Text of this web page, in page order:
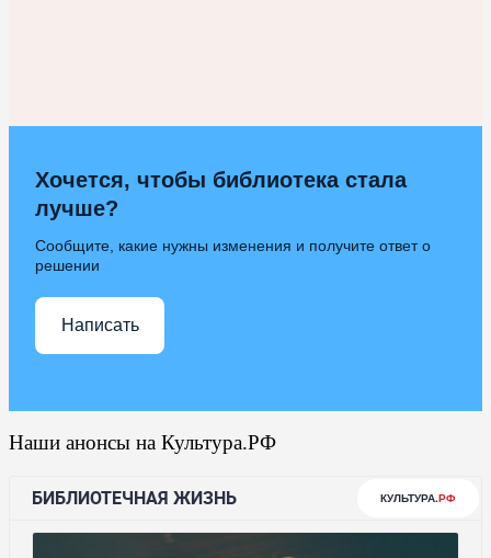
Хочется, чтобы библиотека стала
лучше?
Сообщите, какие нужны изменения и получите ответ о
решении
Написать
Наши анонсы на Культура.РФ